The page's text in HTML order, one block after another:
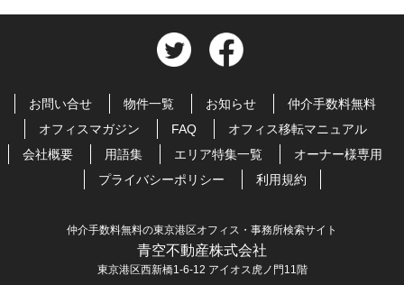
お問い合せ 物件一覧 お知らせ
仲介手数料無料
オフィスマガジン
FAQ
オフィス移転マニュアル
会社概要
用語集 エリア特集一覧
オーナー様専用
プライバシーポリシー
利用規約
仲介手数料無料の東京港区オフィス・事務所検索サイト
青空不動産株式会社
東京港区西新橋1-6-12 アイオス虎ノ門11階